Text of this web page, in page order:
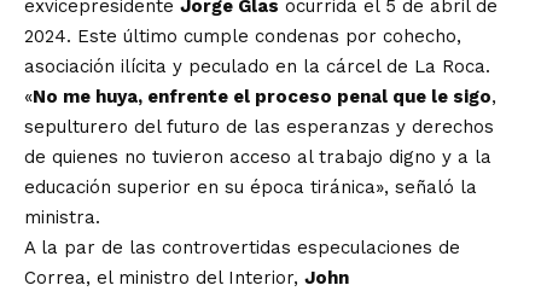
exvicepresidente Jorge Glas ocurrida el 5 de abril de
2024. Este último cumple condenas por cohecho,
asociación ilícita y peculado en la cárcel de La Roca.
«No me huya, enfrente el proceso penal que le sigo,
sepulturero del futuro de las esperanzas y derechos
de quienes no tuvieron acceso al trabajo digno y a la
educación superior en su época tiránica», señaló la
ministra.
A la par de las controvertidas especulaciones de
Correa, el ministro del Interior, John